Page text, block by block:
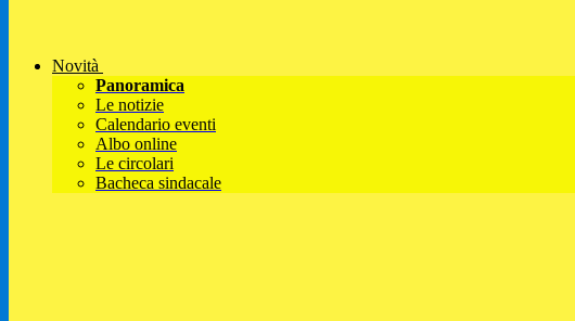
Novità
Panoramica
Le notizie
Calendario eventi
Albo online
Le circolari
Bacheca sindacale